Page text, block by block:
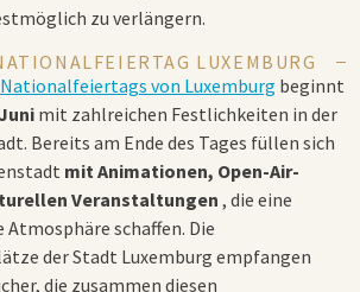
zu verlängern.
LUXEMBURG
Nationalfeiertags von Luxemburg beginnt
mit zahlreichen Festlichkeiten in der
Bereits am Ende des Tages füllen sich
mit Animationen, Open-Air-
Veranstaltungen , die eine
schaffen. Die
der Stadt Luxemburg empfangen
die zusammen diesen